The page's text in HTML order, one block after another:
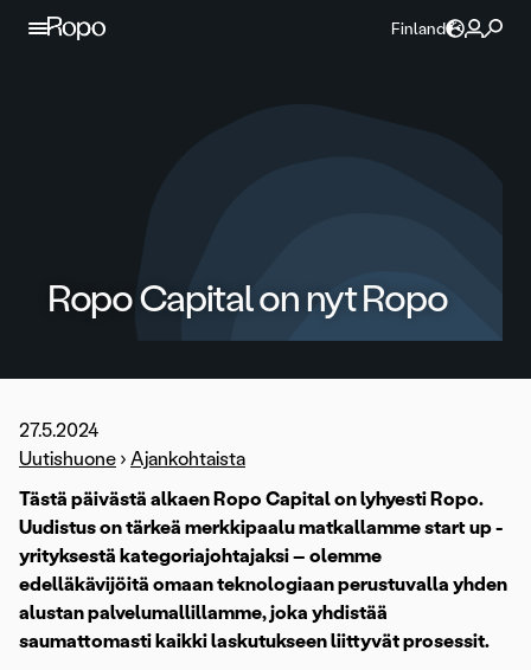
Jatka sisältöön
Finland
Ropo Capital on nyt Ropo
27.5.2024
Uutishuone › Ajankohtaista
Tästä päivästä alkaen Ropo Capital on lyhyesti Ropo.
Uudistus on tärkeä merkkipaalu matkallamme start up -
yrityksestä kategoriajohtajaksi – olemme
edelläkävijöitä omaan teknologiaan perustuvalla yhden
alustan palvelumallillamme, joka yhdistää
saumattomasti kaikki laskutukseen liittyvät prosessit.